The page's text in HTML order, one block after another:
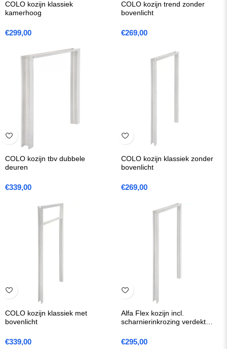
COLO kozijn klassiek
kamerhoog
€299,00
COLO kozijn trend zonder
bovenlicht
€269,00
COLO kozijn tbv dubbele
deuren
€339,00
COLO kozijn klassiek zonder
bovenlicht
€269,00
COLO kozijn klassiek met
bovenlicht
€339,00
Alfa Flex kozijn incl.
scharnierinkrozing verdekt
€295,00